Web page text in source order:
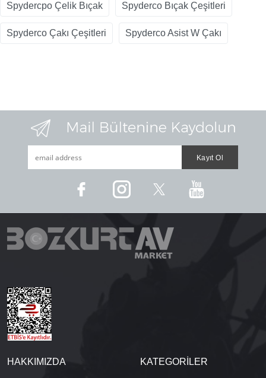
Spydercpo Çelik Bıçak Spyderco Bıçak Çeşitleri
Spyderco Çakı Çeşitleri Spyderco Asist W Çakı
HAKKIMIZDA KATEGORİLER